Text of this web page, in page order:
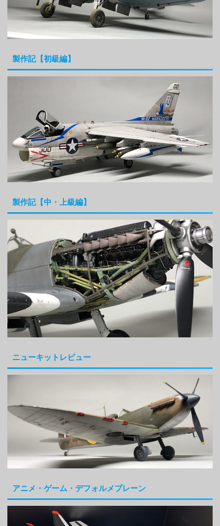
製作記【初級編】
製作記【中・上級編】
ニューキットレビュー
アニメ・ゲーム・デフォルメプレーン